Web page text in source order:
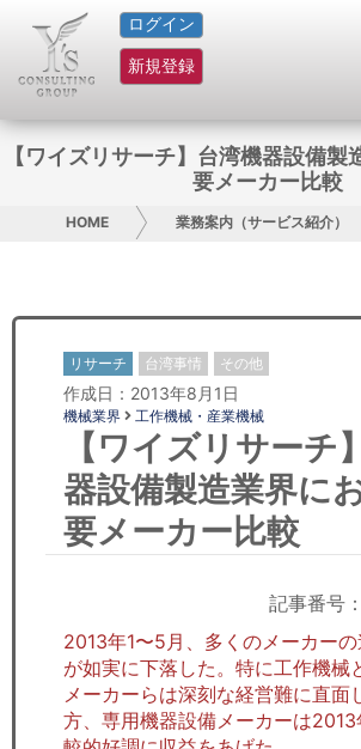
ログイン
新規登録
HOME
サービス紹介
お問い合わせ
日本人にPR
コンサルティング
リサーチ
セミナー
労務顧問
ＩＴ
【ワイズリサーチ】台湾機器設備
要メーカー比較
HOME 業務案内（サービス紹介）
リサーチ 台湾事情 その他
作成日：2013年8月1日
機械業界 工作機械・産業機械
【ワイズリサーチ
器設備製造業界に
要メーカー比較
記事番号
2013年1〜5月、多くのメーカー
が如実に下落した。特に工作機械
メーカーらは深刻な経営難に直面
方、専用機器設備メーカーは2013